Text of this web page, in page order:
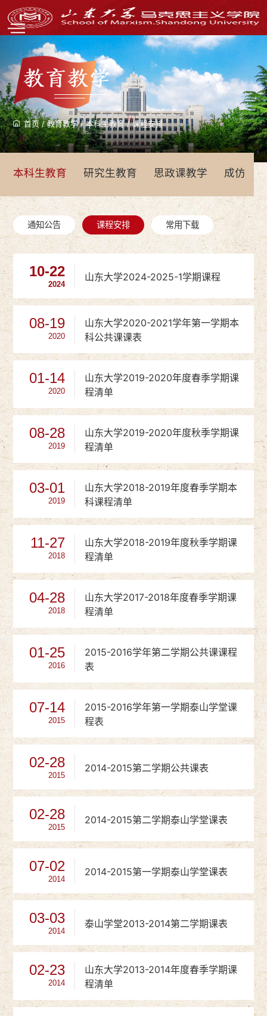
教育教学
首页/教育教学/本科生教育/课程安排
本科生教育 研究生教育 思政课教学 成仿吾
通知公告 课程安排 常用下载
10-22
2024
山东大学2024-2025-1学期课程
08-19
2020
山东大学2020-2021学年第一学期本
科公共课课表
01-14
2020
山东大学2019-2020年度春季学期课
程清单
08-28
2019
山东大学2019-2020年度秋季学期课
程清单
03-01
2019
山东大学2018-2019年度春季学期本
科课程清单
11-27
2018
山东大学2018-2019年度秋季学期课
程清单
04-28
2018
山东大学2017-2018年度春季学期课
程清单
01-25
2016
2015-2016学年第二学期公共课课程
表
07-14
2015
2015-2016学年第一学期泰山学堂课
程表
02-28
2015
2014-2015第二学期公共课表
02-28
2015
2014-2015第二学期泰山学堂课表
07-02
2014
2014-2015第一学期泰山学堂课表
03-03
2014
泰山学堂2013-2014第二学期课表
02-23
2014
山东大学2013-2014年度春季学期课
程清单